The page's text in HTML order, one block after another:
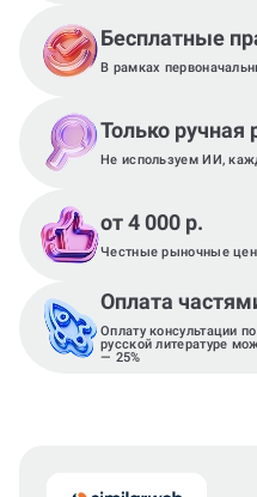
Бесплатные
В рамках
Только ручная
Не используем ИИ,
от 4 000 р.
Честные рыночные
Оплата
Оплату консультации
русской литературе
— 25%